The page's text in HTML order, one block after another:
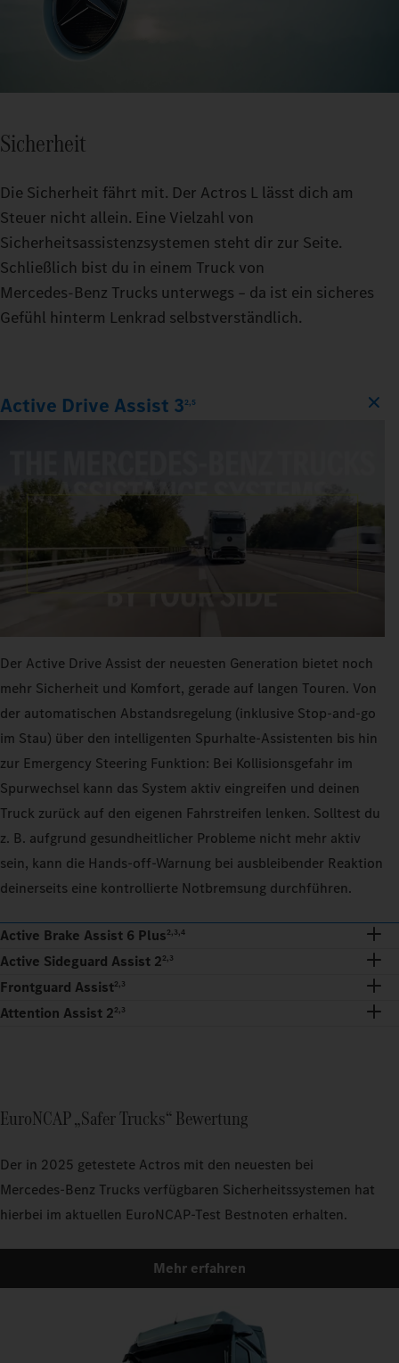
Sicherheit
Die Sicherheit fährt mit. Der Actros L lässt dich am
Steuer nicht allein. Eine Vielzahl von
Sicherheitsassistenzsystemen steht dir zur Seite.
Schließlich bist du in einem Truck von
Mercedes‑Benz Trucks unterwegs – da ist ein sicheres
Gefühl hinterm Lenkrad selbstverständlich.
Active Drive Assist 32,5
Der Active Drive Assist der neuesten Generation bietet noch
mehr Sicherheit und Komfort, gerade auf langen Touren. Von
der automatischen Abstandsregelung (inklusive Stop-and-go
im Stau) über den intelligenten Spurhalte-Assistenten bis hin
zur Emergency Steering Funktion: Bei Kollisionsgefahr im
Spurwechsel kann das System aktiv eingreifen und deinen
Truck zurück auf den eigenen Fahrstreifen lenken. Solltest du
z. B. aufgrund gesundheitlicher Probleme nicht mehr aktiv
sein, kann die Hands-off-Warnung bei ausbleibender Reaktion
deinerseits eine kontrollierte Notbremsung durchführen.
Active Brake Assist 6 Plus2,3,4
Active Sideguard Assist 22,3
Frontguard Assist2,3
Attention Assist 22,3
EuroNCAP „Safer Trucks“ Bewertung
Der in 2025 getestete Actros mit den neuesten bei
Mercedes‑Benz Trucks verfügbaren Sicherheitssystemen hat
hierbei im aktuellen EuroNCAP-Test Bestnoten erhalten.
Mehr erfahren